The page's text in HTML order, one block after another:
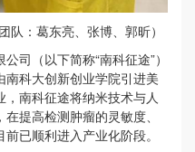
：葛东亮、张博、郭昕）
司（以下简称“南科征途”）
科大创新创业学院引进美
南科征途将纳米技术与人
提高检测肿瘤的灵敏度、
已顺利进入产业化阶段。